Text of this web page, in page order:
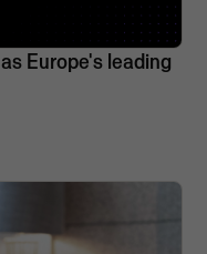
Europe's leading